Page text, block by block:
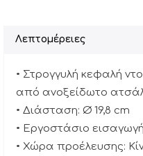
Λεπτομέρειες
• Στρογγυλή κεφαλή
από ανοξείδωτο
• Διάσταση: Ø 19,8 cm
• Εργοστάσιο
• Χώρα προέλευσης: